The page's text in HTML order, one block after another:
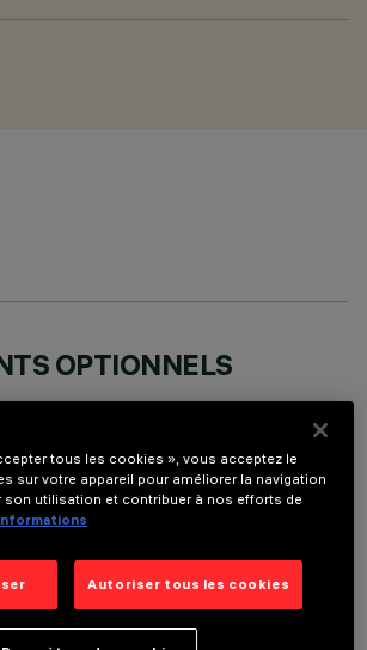
OPTIONNELS
tous les cookies », vous acceptez le
sur votre appareil pour améliorer la navigation
son utilisation et contribuer à nos efforts de
Autoriser tous les cookies